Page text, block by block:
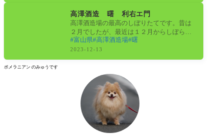
高澤酒造 曙 利右エ門
高澤酒造場の最高のしぼりたてです。昔は
２月でしたが、最近は１２月からしぼられ
るようです。お味は変わらず、しぼりたて
の良い
富山県 高澤酒造場 曙
2023-12-13
ポメラニアン のみゅうです